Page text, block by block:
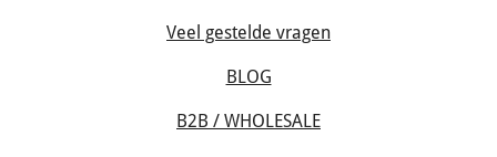
Veel gestelde vragen
BLOG
B2B / WHOLESALE